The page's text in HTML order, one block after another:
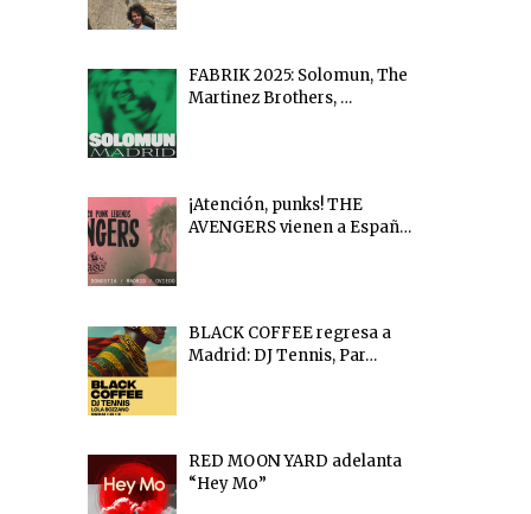
FABRIK 2025: Solomun, The
Martinez Brothers, …
¡Atención, punks! THE
AVENGERS vienen a Españ…
BLACK COFFEE regresa a
Madrid: DJ Tennis, Par…
RED MOON YARD adelanta
“Hey Mo”